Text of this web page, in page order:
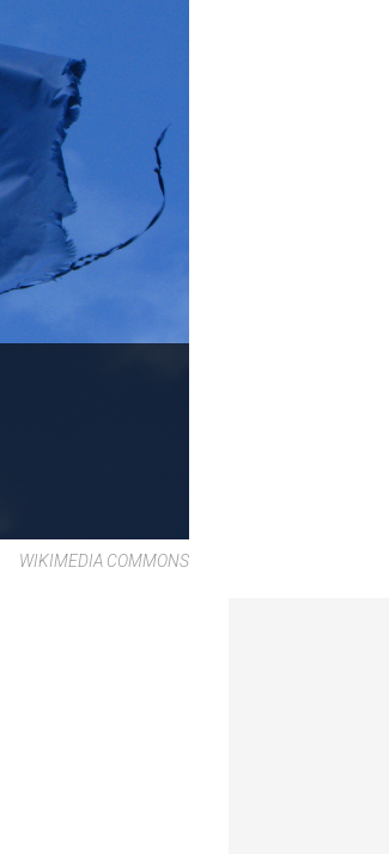
WIKIMEDIA COMMONS